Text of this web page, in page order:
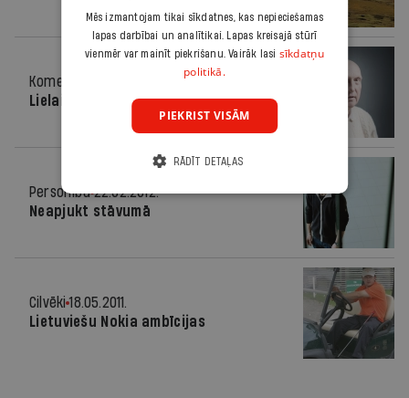
Komentārs
Lielais Vilis
Personība 22.02.2012.
Neapjukt stāvumā
Cilvēki 18.05.2011.
Lietuviešu Nokia ambīcijas
Mēs izmantojam tikai sīkdatnes, kas nepieciešamas
lapas darbībai un analītikai. Lapas kreisajā stūrī
vienmēr var mainīt piekrišanu. Vairāk lasi sīkdatņu
politikā.
PIEKRIST VISĀM
RĀDĪT DETAĻAS